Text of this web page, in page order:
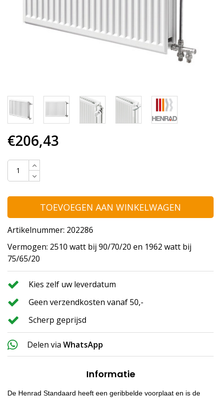
€206,43
TOEVOEGEN AAN WINKELWAGEN
Artikelnummer: 202286
Vermogen: 2510 watt bij 90/70/20 en 1962 watt bij
75/65/20
Kies zelf uw leverdatum
Geen verzendkosten vanaf 50,-
Scherp geprijsd
Delen via WhatsApp
Informatie
De Henrad Standaard heeft een geribbelde voorplaat en is de